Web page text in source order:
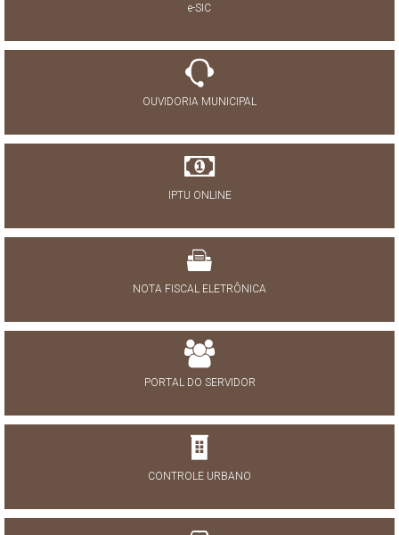
e-SIC
OUVIDORIA MUNICIPAL
IPTU ONLINE
NOTA FISCAL ELETRÔNICA
PORTAL DO SERVIDOR
CONTROLE URBANO